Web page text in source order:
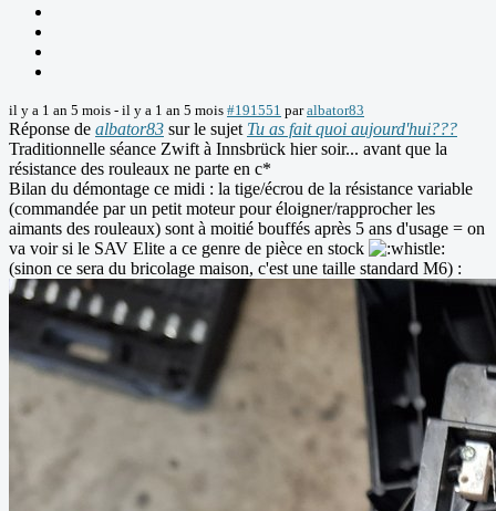
il y a 1 an 5 mois - il y a 1 an 5 mois #191551 paralbator83
Réponse de albator83 sur le sujet Tu as fait quoi aujourd'hui???
Traditionnelle séance Zwift à Innsbrück hier soir... avant que la
résistance des rouleaux ne parte en c*
Bilan du démontage ce midi : la tige/écrou de la résistance variable
(commandée par un petit moteur pour éloigner/rapprocher les
aimants des rouleaux) sont à moitié bouffés après 5 ans d'usage = on
va voir si le SAV Elite a ce genre de pièce en stock
(sinon ce sera du bricolage maison, c'est une taille standard M6) :